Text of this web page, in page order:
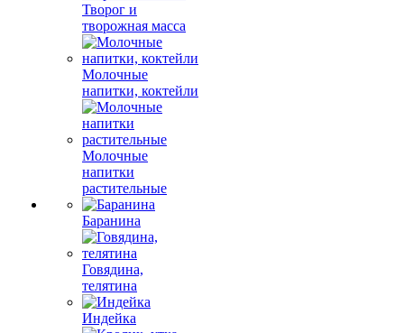
Творог и
творожная масса
Молочные
напитки, коктейли
Молочные
напитки
растительные
Баранина
Говядина,
телятина
Индейка